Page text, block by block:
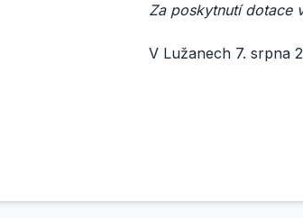
Za poskytnutí dotace
V Lužanech 7. srpna